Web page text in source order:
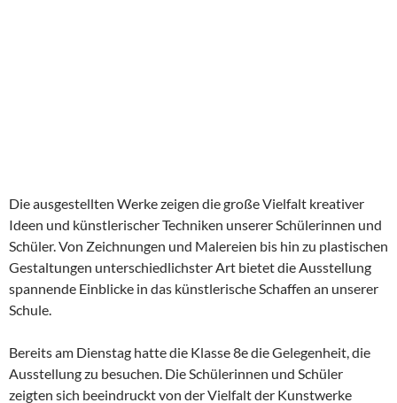
Die ausgestellten Werke zeigen die große Vielfalt kreativer
Ideen und künstlerischer Techniken unserer Schülerinnen und
Schüler. Von Zeichnungen und Malereien bis hin zu plastischen
Gestaltungen unterschiedlichster Art bietet die Ausstellung
spannende Einblicke in das künstlerische Schaffen an unserer
Schule.
Bereits am Dienstag hatte die Klasse 8e die Gelegenheit, die
Ausstellung zu besuchen. Die Schülerinnen und Schüler
zeigten sich beeindruckt von der Vielfalt der Kunstwerke